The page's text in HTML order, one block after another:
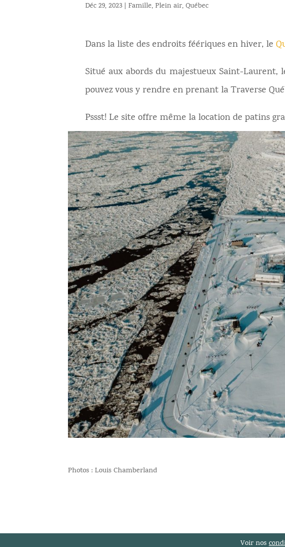
Déc 29, 2023 Famille,Plein air,Québec
Dans la liste des endroits féériques en hiver, le
Situé aux abords du majestueux Saint-Laurent,
pouvez vous y rendre en prenant la Traverse
Pssst! Le site offre même la location de patins
Photos : Louis Chamberland
Voir nos